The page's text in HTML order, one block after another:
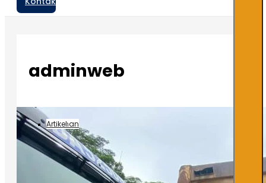
adminweb
Layanan
Layanan
Layanan
Artikel
Artikel
Artikel